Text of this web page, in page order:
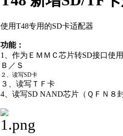
使用T48专用的SD卡适配器
功能：
1、作为ＥＭＭＣ芯片转SD接口使
Ｂ／Ｓ
２、读写SD卡
３、读写ＴＦ卡
4、读写SD NAND芯片（ＱＦＮ８